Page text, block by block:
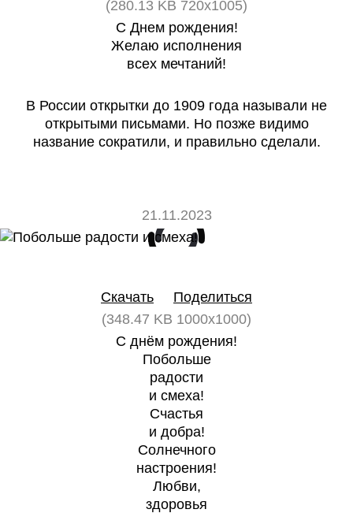
(280.13 KB 720x1005)
С Днем рождения!
Желаю исполнения
всех мечтаний!
В России открытки до 1909 года называли не
открытыми письмами. Но позже видимо
название сократили, и правильно сделали.
21.11.2023
Скачать
Поделиться
(348.47 KB 1000x1000)
С днём рождения!
Побольше
радости
и смеха!
Счастья
и добра!
Солнечного
настроения!
Любви,
здоровья